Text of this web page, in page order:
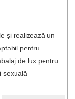
și realizează un
pentru
de lux pentru
sexuală